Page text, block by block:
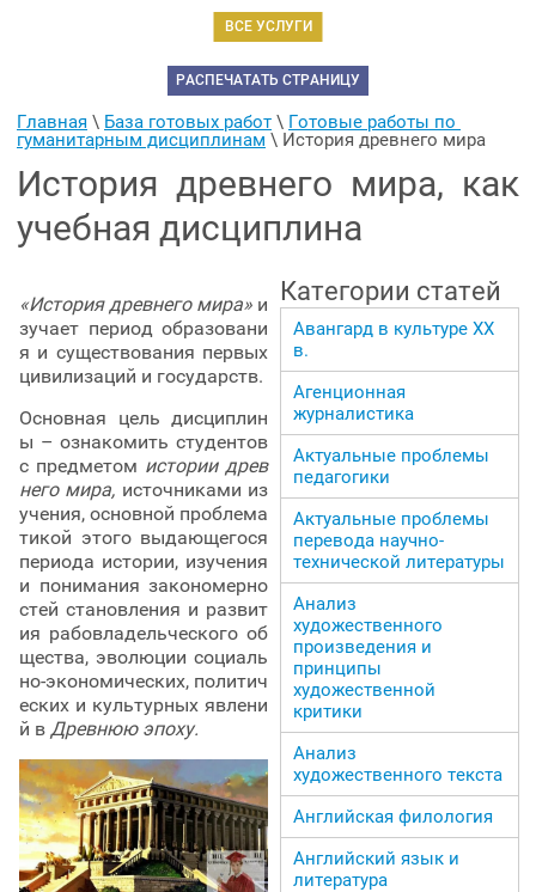
ВСЕ УСЛУГИ
РАСПЕЧАТАТЬ СТРАНИЦУ
Главная \ База готовых работ \ Готовые работы по
гуманитарным дисциплинам \ История древнего мира
История древнего мира, как
учебная дисциплина
«История древнего мира» и
зучает период образовани
я и существования первых
цивилизаций и государств.
Основная цель дисциплин
ы – ознакомить студентов
с предметом истории древ
него мира, источниками из
учения, основной проблема
тикой этого выдающегося
периода истории, изучения
и понимания закономерно
стей становления и развит
ия рабовладельческого об
щества, эволюции социаль
но-экономических, политич
еских и культурных явлени
й в Древнюю эпоху.
Категории статей
Авангард в культуре ХХ
в.
Агенционная
журналистика
Актуальные проблемы
педагогики
Актуальные проблемы
перевода научно-
технической литературы
Анализ
художественного
произведения и
принципы
художественной
критики
Анализ
художественного текста
Английская филология
Английский язык и
литература